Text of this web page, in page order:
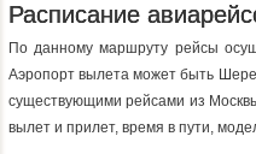
Расписание
По данному маршруту рейсы
Аэропорт вылета может быть
существующими рейсами из
вылет и прилет, время в пути,